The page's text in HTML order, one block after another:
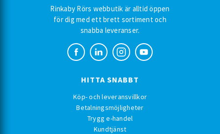
Rinkaby Rörs webbutik är alltid öppen
för dig med ett brett sortiment och
snabba leveranser.
HITTA SNABBT
Köp- och leveransvillkor
Betalningsmöjligheter
Trygg e-handel
Kundtjänst